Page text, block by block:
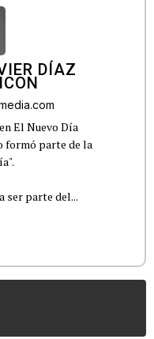
DÍAZ
El Nuevo Día
formó parte de la
ser parte del...